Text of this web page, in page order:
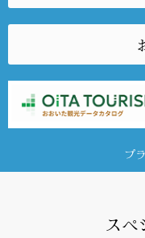
プ
スペ